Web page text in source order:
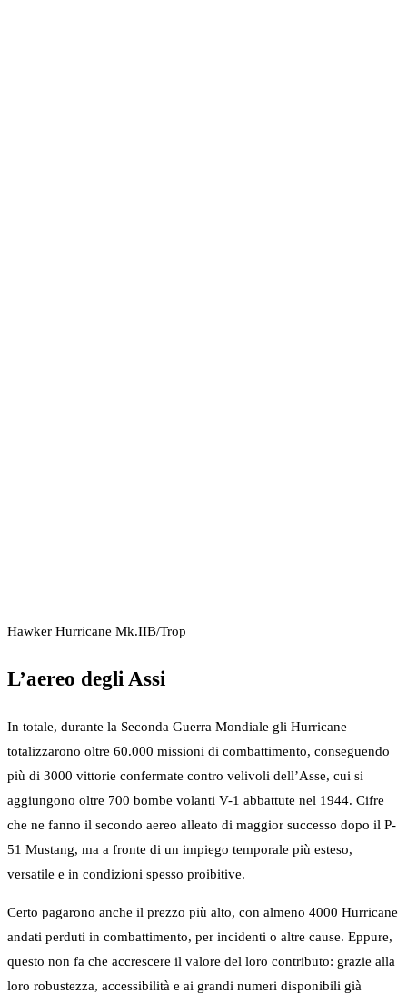
Hawker Hurricane Mk.IIB/Trop
L’aereo degli Assi
In totale, durante la Seconda Guerra Mondiale gli Hurricane
totalizzarono oltre 60.000 missioni di combattimento, conseguendo
più di 3000 vittorie confermate contro velivoli dell’Asse, cui si
aggiungono oltre 700 bombe volanti V-1 abbattute nel 1944. Cifre
che ne fanno il secondo aereo alleato di maggior successo dopo il P-
51 Mustang, ma a fronte di un impiego temporale più esteso,
versatile e in condizioni spesso proibitive.
Certo pagarono anche il prezzo più alto, con almeno 4000 Hurricane
andati perduti in combattimento, per incidenti o altre cause. Eppure,
questo non fa che accrescere il valore del loro contributo: grazie alla
loro robustezza, accessibilità e ai grandi numeri disponibili già